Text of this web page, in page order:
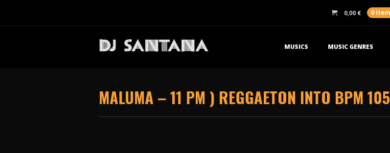
0,00 € 0
MUSICS MUSIC GENRES
MALUMA – 11 PM ) REGGAETON INTO BPM